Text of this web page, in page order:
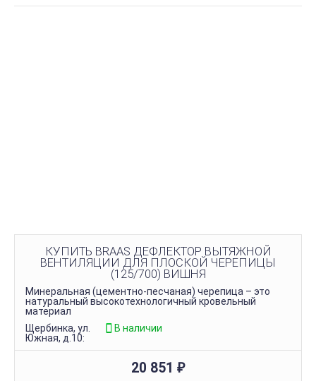
КУПИТЬ BRAAS ДЕФЛЕКТОР ВЫТЯЖНОЙ
ВЕНТИЛЯЦИИ ДЛЯ ПЛОСКОЙ ЧЕРЕПИЦЫ
(125/700) ВИШНЯ
Минеральная (цементно-песчаная) черепица – это
натуральный высокотехнологичный кровельный
материал
Щербинка, ул.
Южная, д.10:
В наличии
20 851 ₽